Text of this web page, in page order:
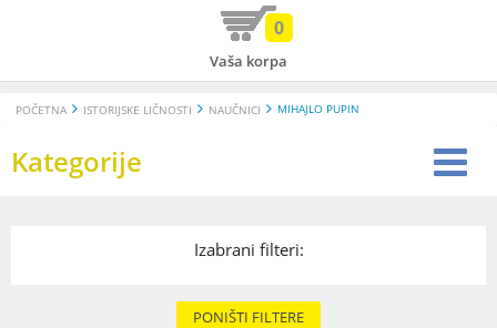
Vaša korpa
0
POČETNA ISTORIJSKE LIČNOSTI NAUČNICI MIHAJLO PUPIN
Kategorije
Izabrani filteri:
PONIŠTI FILTERE